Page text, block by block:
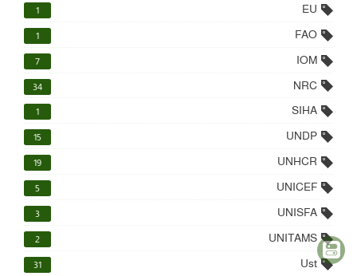
EU
1
FAO
1
IOM
7
NRC
34
SIHA
1
UNDP
15
UNHCR
19
UNICEF
5
UNISFA
3
UNITAMS
2
Ust
31